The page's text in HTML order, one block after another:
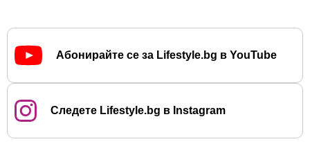
Абонирайте се за Lifestyle.bg в YouTube
Следете Lifestyle.bg в Instagram